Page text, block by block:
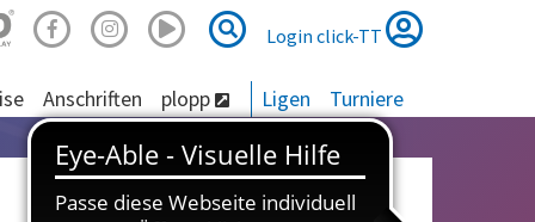
Suche
Suche
Login click-TT
Anschriften plopp Ligen Turniere